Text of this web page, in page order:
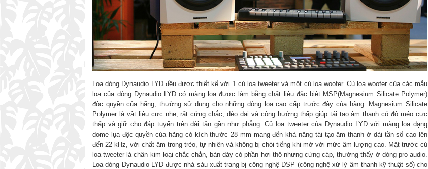
Loa dòng Dynaudio LYD đều được thiết kế với 1 củ loa tweeter và một củ loa woofer. Củ loa woofer của các mẫu
loa của dòng Dynaudio LYD có màng loa được làm bằng chất liệu đặc biệt MSP(Magnesium Silicate Polymer)
độc quyền của hãng, thường sử dụng cho những dòng loa cao cấp trước đây của hãng. Magnesium Silicate
Polymer là vật liệu cực nhẹ, rất cứng chắc, dẻo dai và cộng hưởng thấp giúp tái tạo âm thanh có độ méo cực
thấp và giữ cho đáp tuyến trên dải tần gần như phẳng. Củ loa tweeter của Dynaudio LYD với màng loa dạng
dome lụa độc quyền của hãng có kích thước 28 mm mang đến khả năng tái tạo âm thanh ở dải tần số cao lên
đến 22 kHz, với chất âm trong trẻo, tự nhiên và không bị chói tiếng khi mở với mức âm lượng cao. Mặt trước củ
loa tweeter là chân kim loại chắc chắn, bản dày có phần hơi thô nhưng cứng cáp, thường thấy ở dòng pro audio.
Loa dòng Dynaudio LYD được nhà sảu xuất trang bị công nghệ DSP (công nghệ xử lý âm thanh kỹ thuật số) cho